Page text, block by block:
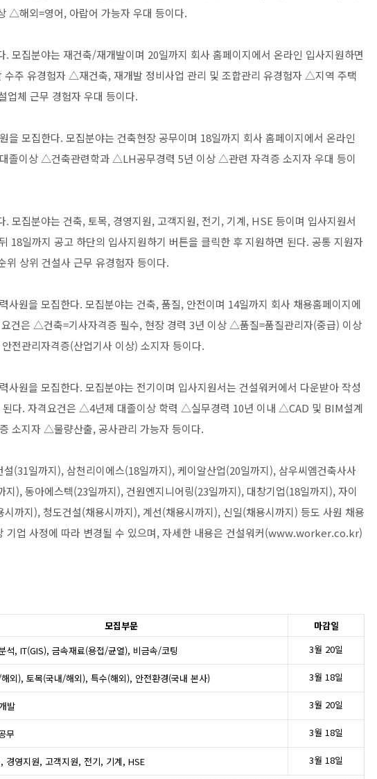
△해외=영어, 아랍어 가능자 우대 등이다.
모집분야는 재건축/재개발이며 20일까지 회사 홈페이지에서 온라인 입사지원하면
주 유경험자 △재건축, 재개발 정비사업 관리 및 조합관리 유경험자 △지역 주택
체 근무 경험자 우대 등이다.
모집한다. 모집분야는 건축현장 공무이며 18일까지 회사 홈페이지에서 온라인
졸이상 △건축관련학과 △LH공무경력 5년 이상 △관련 자격증 소지자 우대 등이
모집분야는 건축, 토목, 경영지원, 고객지원, 전기, 기계, HSE 등이며 입사지원서
18일까지 공고 하단의 입사지원하기 버튼을 클릭한 후 지원하면 된다. 공통 지원자
상위 건설사 근무 유경험자 등이다.
원을 모집한다. 모집분야는 건축, 품질, 안전이며 14일까지 회사 채용홈페이지에
건은 △건축=기사자격증 필수, 현장 경력 3년 이상 △품질=품질관리자(중급) 이상
전관리자격증(산업기사 이상) 소지자 등이다.
원을 모집한다. 모집분야는 전기이며 입사지원서는 건설워커에서 다운받아 작성
된다. 자격요건은 △4년제 대졸이상 학력 △실무경력 10년 이내 △CAD 및 BIM설계
소지자 △물량산출, 공사관리 가능자 등이다.
(31일까지), 삼천리이에스(18일까지), 케이알산업(20일까지), 삼우씨엠건축사사
), 동아에스텍(23일까지), 건원엔지니어링(23일까지), 대창기업(18일까지), 자이
까지), 청도건설(채용시까지), 계선(채용시까지), 신일(채용시까지) 등도 사원 채용
기업 사정에 따라 변경될 수 있으며, 자세한 내용은 건설워커(www.worker.co.kr)
모집부문
마감일
석, IT(GIS), 금속재료(용접/균열), 비금속/코팅 3월 20일
외), 토목(국내/해외), 특수(해외), 안전환경(국내 본사) 3월 18일
발 3월 20일
무 3월 18일
경영지원, 고객지원, 전기, 기계, HSE
3월 18일